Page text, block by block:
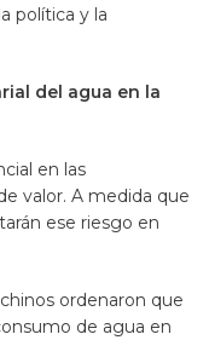
política y la
del agua en la
en las
valor. A medida que
ese riesgo en
ordenaron que
de agua en